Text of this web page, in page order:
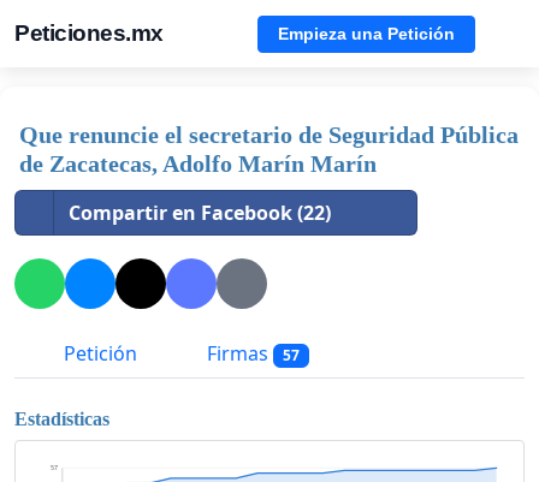
Peticiones.mx Empieza una Petición
Que renuncie el secretario de Seguridad Pública
de Zacatecas, Adolfo Marín Marín
Compartir en Facebook (22)
Petición Firmas 57
Estadísticas
57